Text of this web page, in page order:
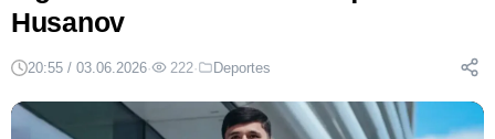
Husanov
20:55 / 03.06.2026· 222· Deportes